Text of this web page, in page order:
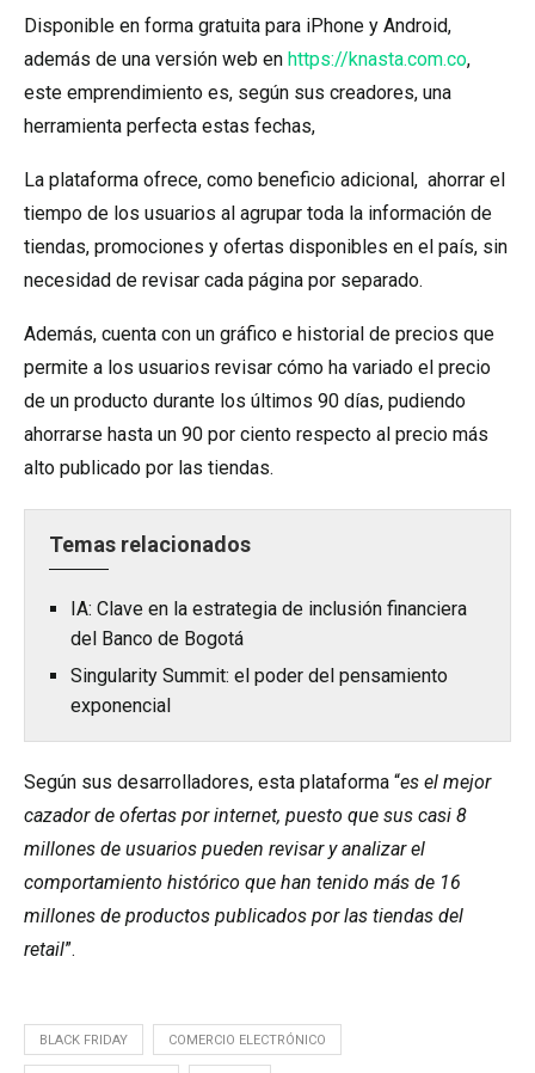
Disponible en forma gratuita para iPhone y Android,
además de una versión web en https://knasta.com.co,
este emprendimiento es, según sus creadores, una
herramienta perfecta estas fechas,
La plataforma ofrece, como beneficio adicional, ahorrar el
tiempo de los usuarios al agrupar toda la información de
tiendas, promociones y ofertas disponibles en el país, sin
necesidad de revisar cada página por separado.
Además, cuenta con un gráfico e historial de precios que
permite a los usuarios revisar cómo ha variado el precio
de un producto durante los últimos 90 días, pudiendo
ahorrarse hasta un 90 por ciento respecto al precio más
alto publicado por las tiendas.
Temas relacionados
IA: Clave en la estrategia de inclusión financiera
del Banco de Bogotá
Singularity Summit: el poder del pensamiento
exponencial
Según sus desarrolladores, esta plataforma “es el mejor
cazador de ofertas por internet, puesto que sus casi 8
millones de usuarios pueden revisar y analizar el
comportamiento histórico que han tenido más de 16
millones de productos publicados por las tiendas del
retail”.
BLACK FRIDAY COMERCIO ELECTRÓNICO